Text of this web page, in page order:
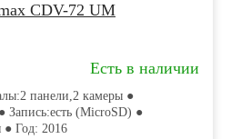
CDV-72 UM
Есть в наличии
панели,2 камеры ●
Запись:есть (MicroSD) ●
● Год: 2016